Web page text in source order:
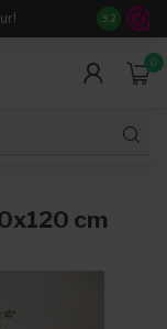
Meer dan
9.2
0
cm